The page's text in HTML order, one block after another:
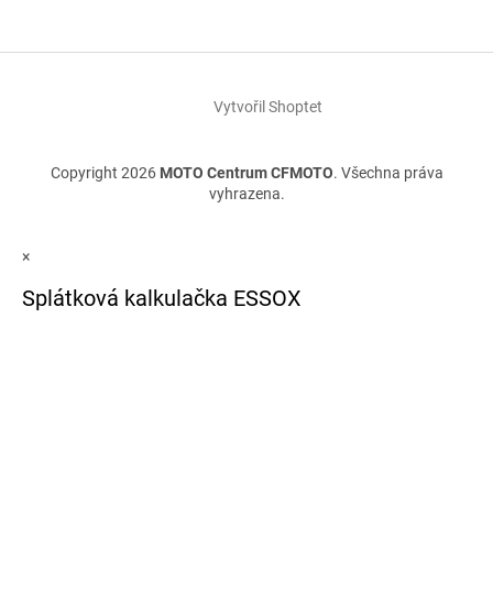
Vytvořil Shoptet
Copyright 2026 MOTO Centrum CFMOTO. Všechna práva
vyhrazena.
×
Splátková kalkulačka ESSOX